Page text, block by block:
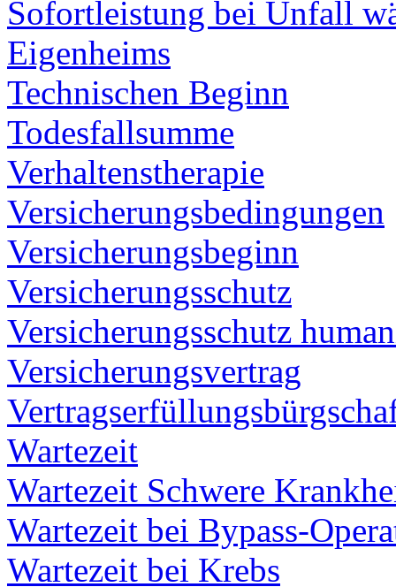
Sofortleistung bei Unfall
Eigenheims
Technischen Beginn
Todesfallsumme
Verhaltenstherapie
Versicherungsbedingungen
Versicherungsbeginn
Versicherungsschutz
Versicherungsschutz
Versicherungsvertrag
Wartezeit
Wartezeit Schwere
Wartezeit bei Bypass-
Wartezeit bei Krebs